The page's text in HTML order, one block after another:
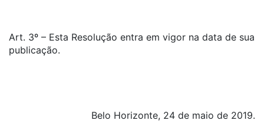
Art. 3º – Esta Resolução entra em vigor na data de sua
publicação.
Belo Horizonte, 24 de maio de 2019.